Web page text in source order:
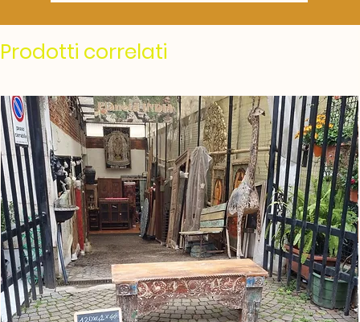
Prodotti correlati